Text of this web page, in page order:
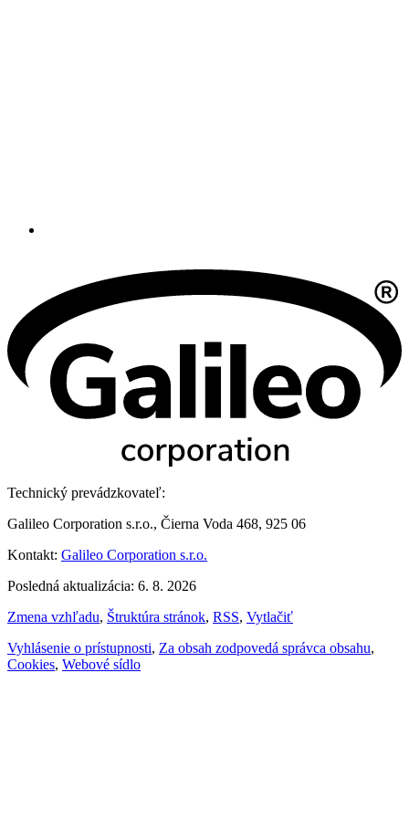
Technický prevádzkovateľ:
Galileo Corporation s.r.o., Čierna Voda 468, 925 06
Kontakt: Galileo Corporation s.r.o.
Posledná aktualizácia: 6. 8. 2026
Zmena vzhľadu, Štruktúra stránok, RSS, Vytlačiť
Vyhlásenie o prístupnosti, Za obsah zodpovedá správca obsahu,
Cookies, Webové sídlo